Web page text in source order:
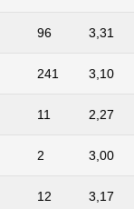
96 3,31
241 3,10
11 2,27
2 3,00
12 3,17